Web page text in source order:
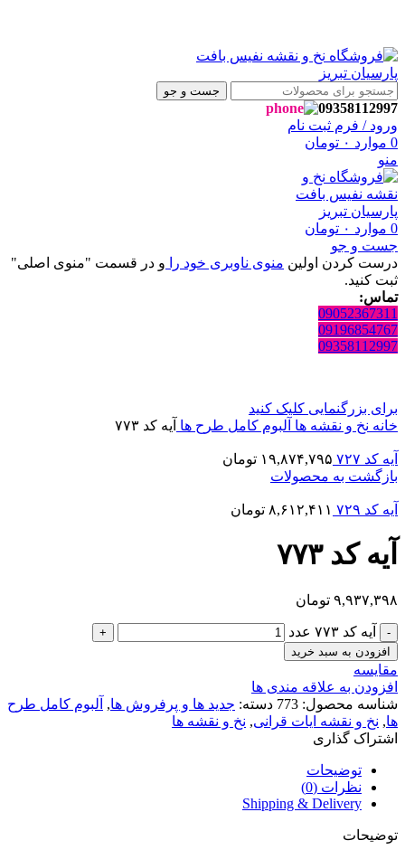
جست و جو
09358112997
ورود / فرم ثبت نام
0 موارد ۰ تومان
منو
0 موارد ۰ تومان
جست و جو
درست کردن اولین منوی ناوبری خود را و در قسمت "منوی اصلی"
ثبت کنید.
تماس:
09052367311
09196854767
09358112997
برای بزرگنمایی کلیک کنید
خانه نخ و نقشه ها آلبوم کامل طرح ها آیه کد ۷۷۳
آیه کد ۷۲۷ ۱۹,۸۷۴,۷۹۵ تومان
بازگشت به محصولات
آیه کد ۷۲۹ ۸,۶۱۲,۴۱۱ تومان
آیه کد ۷۷۳
۹,۹۳۷,۳۹۸ تومان
آیه کد ۷۷۳ عدد
افزودن به سبد خرید
مقایسه
افزودن به علاقه مندی ها
شناسه محصول: 773 دسته: جدید ها و پرفروش ها, آلبوم کامل طرح
ها, نخ و نقشه ایات قرانی, نخ و نقشه ها
اشتراک گذاری
توضیحات
نظرات (0)
Shipping & Delivery
توضیحات